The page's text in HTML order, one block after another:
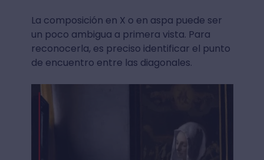
La composición en X o en aspa puede ser
un poco ambigua a primera vista. Para
reconocerla, es preciso identificar el punto
de encuentro entre las diagonales.